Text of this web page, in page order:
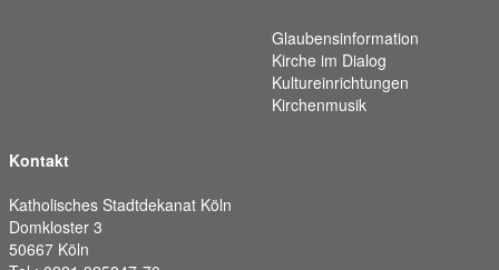
Glaubensinformation
Kirche im Dialog
Kultureinrichtungen
Kirchenmusik
Kontakt
Katholisches Stadtdekanat Köln
Domkloster 3
50667 Köln